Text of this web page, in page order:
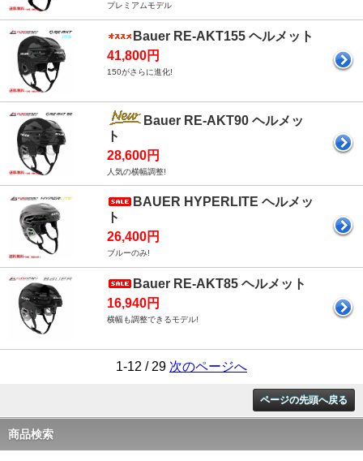
プレミアムモデル
Bauer RE-AKT155 ヘルメット
41,800円
150がさらに進化!
Bauer RE-AKT90 ヘルメッ
ト
28,600円
人気の横幅調整!
BAUER HYPERLITE ヘルメッ
ト
26,400円
ブルーのみ!
Bauer RE-AKT85 ヘルメット
16,940円
横幅も調整できるモデル!
1-12 / 29 次のページへ
ページの先頭へ戻る
商品検索